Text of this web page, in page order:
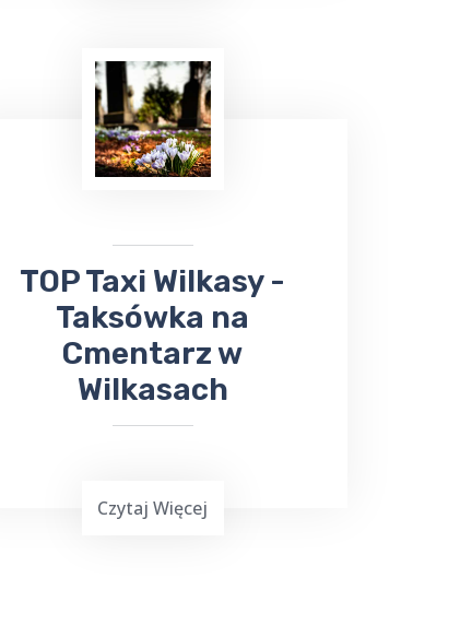
Już teraz, niezależnie od tego, czy
chcesz wysłaćbukiet kwiatów
odebrać ważną przesyłkę, firma ta z
pewnością sprosta Twoim
​TOP Taxi Wilkasy -
Taksówka na
Cmentarz w
Wilkasach
Czytaj Więcej